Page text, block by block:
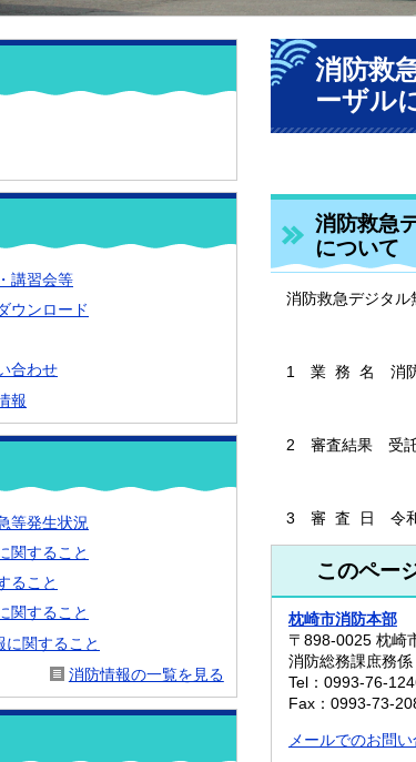
講習会等
ウンロード
合わせ
報
等発生状況
関すること
ること
関すること
に関すること
消防情報の一覧を見る
本
文
消防救
ーザル
消防救急
について
消防救急デジタル
1 業 務 名 消防救
2 審査結果 受託
3 審 査 日 令和
このペー
枕崎市消防本部
〒898-0025 枕崎
消防総務課庶務係
Tel：0993-76-
Fax：0993-73-
メールでのお問